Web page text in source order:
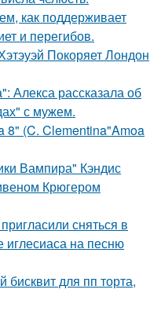
как поддерживает
и перегибов.
Покоряет Лондон
Алекса рассказала об
с мужем.
8" (C. Clementina"Amoa
Вампира" Кэндис
Крюгером
сняться в
иглесиаса на песню
бисквит для пп торта,